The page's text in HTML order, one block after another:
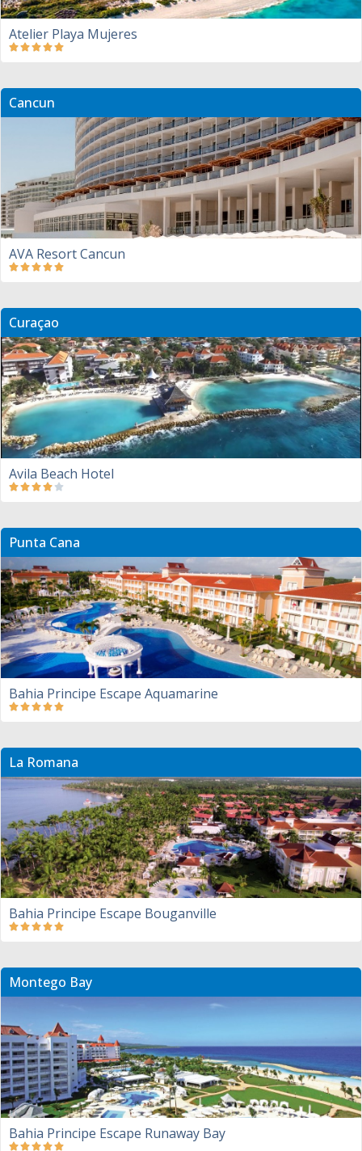
Atelier Playa Mujeres
Cancun
AVA Resort Cancun
Curaçao
Avila Beach Hotel
Punta Cana
Bahia Principe Escape Aquamarine
La Romana
Bahia Principe Escape Bouganville
Montego Bay
Bahia Principe Escape Runaway Bay